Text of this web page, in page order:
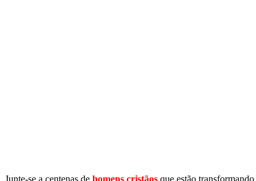
Junte-se a centenas de homens cristãos que estão transformando